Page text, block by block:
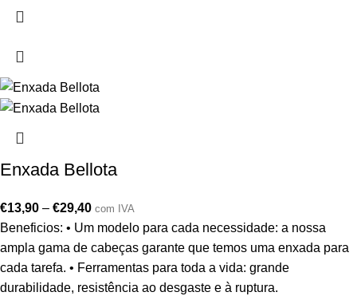
Enxada Bellota
€13,90 – €29,40 com IVA
Beneficios: • Um modelo para cada necessidade: a nossa
ampla gama de cabeças garante que temos uma enxada para
cada tarefa. • Ferramentas para toda a vida: grande
durabilidade, resistência ao desgaste e à ruptura.